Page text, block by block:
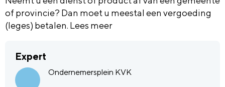
of provincie? Dan moet u meestal een vergoeding
(leges) betalen. Lees meer
Expert
Ondernemersplein KVK